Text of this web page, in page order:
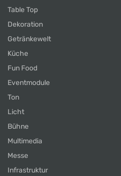
Table Top
Dekoration
Getränkewelt
Küche
Fun Food
Eventmodule
Ton
Licht
Bühne
Multimedia
Messe
Infrastruktur